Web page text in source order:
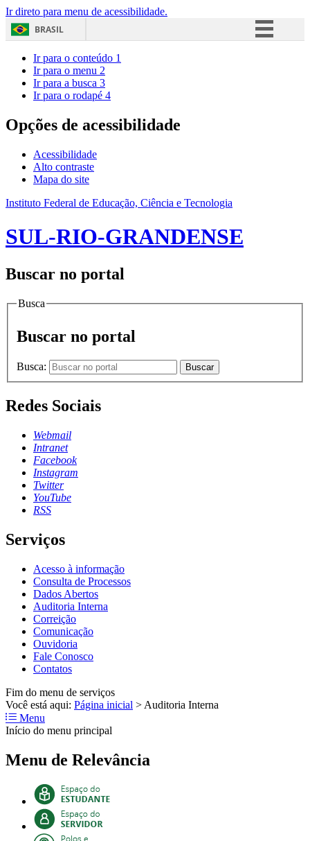
Ir direto para menu de acessibilidade.
BRASIL
Acesso à informação
Ir para o conteúdo 1
Ir para o menu 2
Ir para a busca 3
Ir para o rodapé 4
Opções de acessibilidade
Acessibilidade
Alto contraste
Mapa do site
Instituto Federal de Educação, Ciência e Tecnologia
SUL-RIO-GRANDENSE
Buscar no portal
Busca
Buscar no portal
Busca: Buscar
Redes Sociais
Webmail
Intranet
Facebook
Instagram
Twitter
YouTube
RSS
Serviços
Acesso à informação
Consulta de Processos
Dados Abertos
Auditoria Interna
Correição
Comunicação
Ouvidoria
Fale Conosco
Contatos
Fim do menu de serviços
Você está aqui: Página inicial > Auditoria Interna
Menu
Início do menu principal
Menu de Relevância